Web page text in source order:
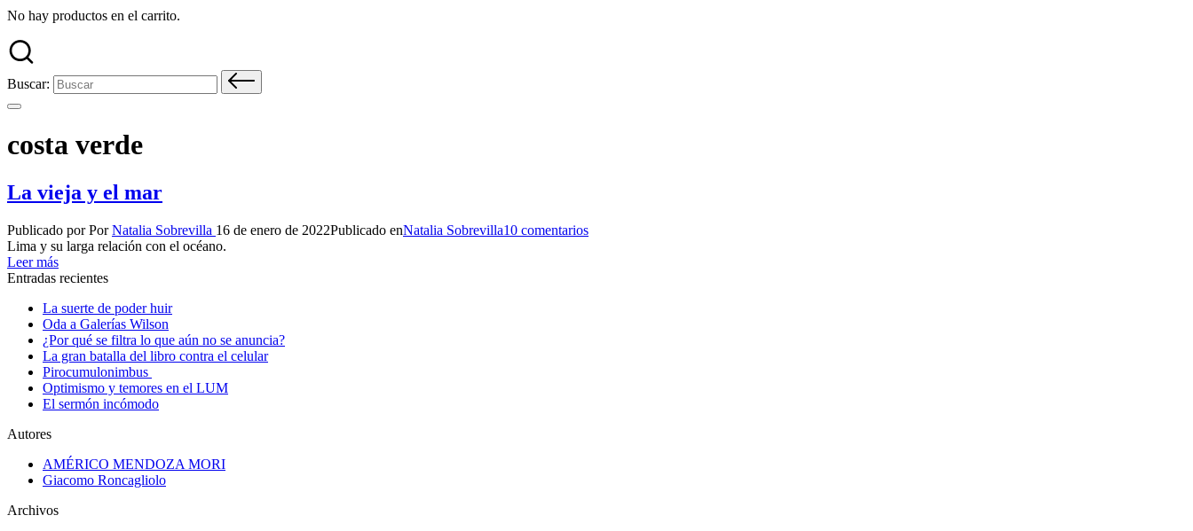
No hay productos en el carrito.
Buscar:
costa verde
La vieja y el mar
Publicado por PorNatalia Sobrevilla 16 de enero de 2022Publicado enNatalia Sobrevilla10 comentarios
Lima y su larga relación con el océano.
Leer más
Entradas recientes
La suerte de poder huir
Oda a Galerías Wilson
¿Por qué se filtra lo que aún no se anuncia?
La gran batalla del libro contra el celular
Pirocumulonimbus
Optimismo y temores en el LUM
El sermón incómodo
Autores
AMÉRICO MENDOZA MORI
Giacomo Roncagliolo
Archivos